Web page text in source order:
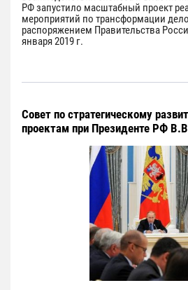
РФ запустило масштабный проект
мероприятий по трансформации
распоряжением Правительства
января 2019 г.
Совет по стратегическому
проектам при Президенте РФ